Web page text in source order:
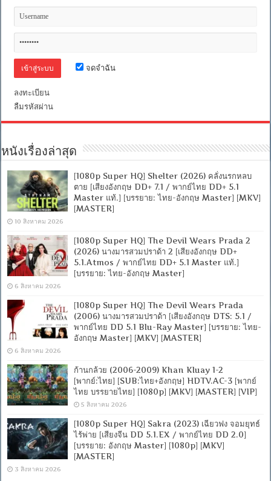
จดจำฉัน
ลงทะเบียน
ลืมรหัสผ่าน
หนังเรื่องล่าสุด
[1080p Super HQ] Shelter (2026) คลั่งนรกหลบ
ตาย [เสียงอังกฤษ DD+ 7.1 / พากย์ไทย DD+ 5.1
Master แท้.] [บรรยาย: ไทย-อังกฤษ Master] [MKV]
[MASTER]
10 สิงหาคม 2026
[1080p Super HQ] The Devil Wears Prada 2
(2026) นางมารสวมปราด้า 2 [เสียงอังกฤษ DD+
5.1.Atmos / พากย์ไทย DD+ 5.1 Master แท้.]
[บรรยาย: ไทย-อังกฤษ Master]
6 สิงหาคม 2026
[1080p Super HQ] The Devil Wears Prada
(2006) นางมารสวมปราด้า [เสียงอังกฤษ DTS: 5.1 /
พากย์ไทย DD 5.1 Blu-Ray Master] [บรรยาย: ไทย-
อังกฤษ Master] [MKV] [MASTER]
6 สิงหาคม 2026
ก้านกล้วย (2006-2009) Khan Kluay 1-2
[พากย์:ไทย] [SUB:ไทย+อังกฤษ] HDTV.AC-3 [พากย์
ไทย บรรยายไทย] [1080p] [MKV] [MASTER] [VIP]
5 สิงหาคม 2026
[1080p Super HQ] Sakra (2023) เฉียวฟง จอมยุทธ์
ไร้พ่าย [เสียงจีน DD 5.1.EX / พากย์ไทย DD 2.0]
[บรรยาย: อังกฤษ Master] [1080p] [MKV]
[MASTER]
3 สิงหาคม 2026